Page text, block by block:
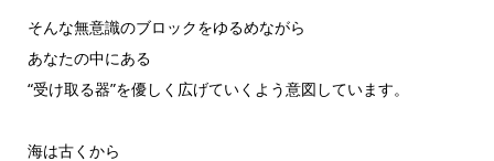
そんな無意識のブロックをゆるめながら
あなたの中にある
“受け取る器”を優しく広げていくよう意図しています。
海は古くから